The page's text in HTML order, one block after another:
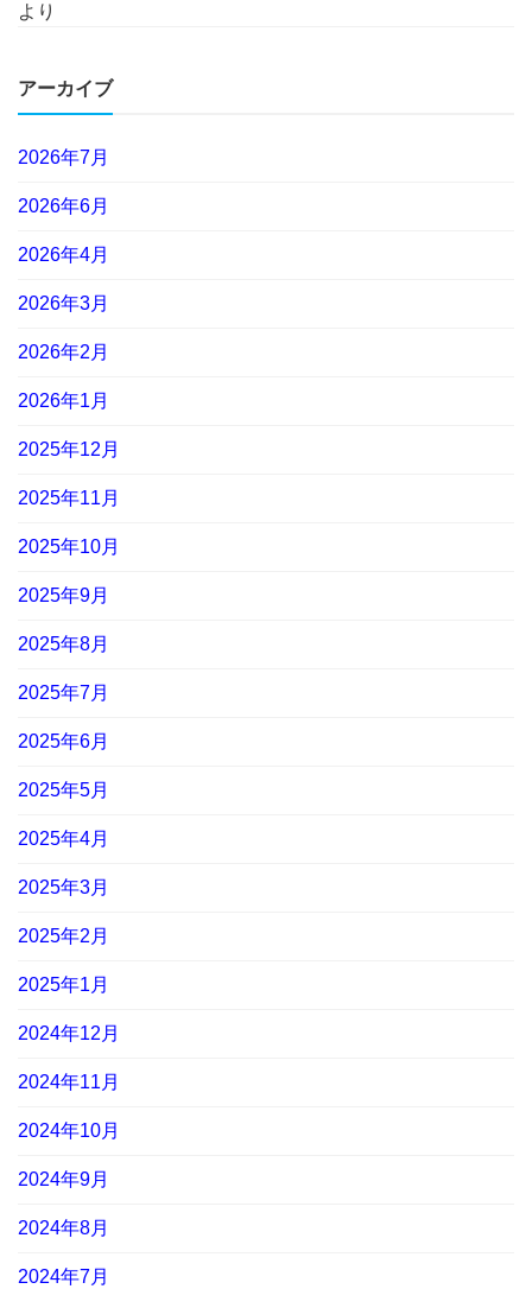
より
アーカイブ
2026年7月
2026年6月
2026年4月
2026年3月
2026年2月
2026年1月
2025年12月
2025年11月
2025年10月
2025年9月
2025年8月
2025年7月
2025年6月
2025年5月
2025年4月
2025年3月
2025年2月
2025年1月
2024年12月
2024年11月
2024年10月
2024年9月
2024年8月
2024年7月